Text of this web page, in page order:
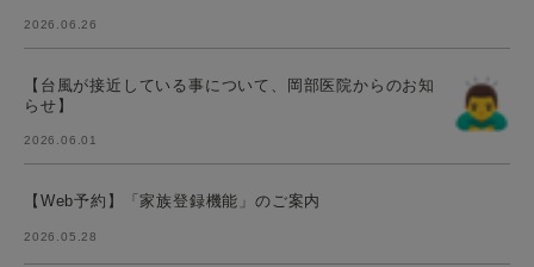
2026.06.26
【台風が接近している事について、岡部医院からのお知
らせ】
2026.06.01
【Web予約】「家族登録機能」のご案内
2026.05.28